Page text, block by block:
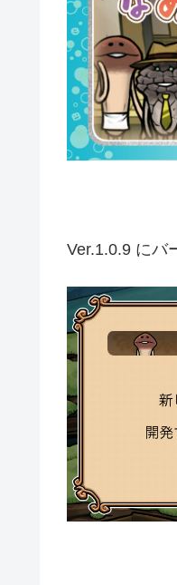
Ver.1.0.9 にバ